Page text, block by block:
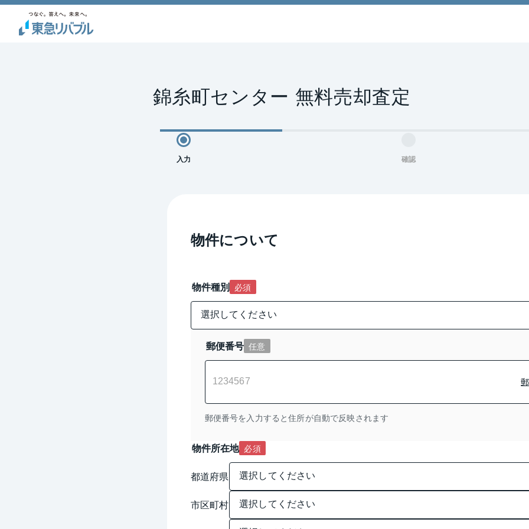
錦糸町センター 無料売却査定
入力 確認
物件について
物件種別 必須
郵便番号 任意
郵便番号を入力すると住所が自動で反映されます
物件所在地 必須
都道府県
市区町村